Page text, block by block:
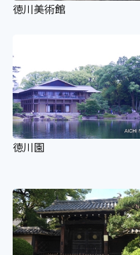
徳川美術館
徳川園